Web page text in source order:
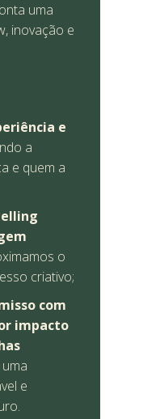
uma
inovação e
e
a
e quem a
o
criativo;
com
impacto
e